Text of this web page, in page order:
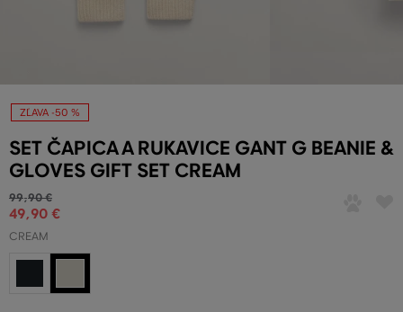
ZĽAVA -50 %
SET ČAPICA A RUKAVICE GANT G BEANIE &
GLOVES GIFT SET CREAM
99,90 €
49,90 €
CREAM